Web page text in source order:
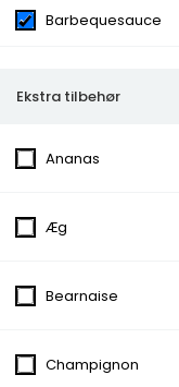
Ost, Parmaskinke,
135,00 kr.
145,00 kr.
Barbequesauce
Ekstra tilbehør
Ananas
Æg
Bearnaise
Champignon